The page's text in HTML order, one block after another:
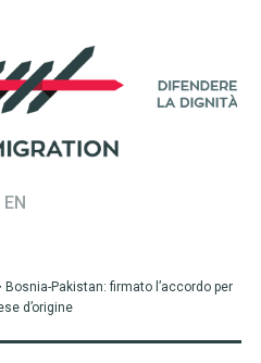
EN
Bosnia-Pakistan: firmato l’accordo per
d’origine